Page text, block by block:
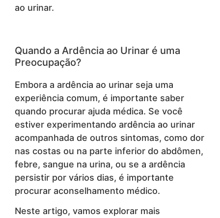
ao urinar.
Quando a Ardência ao Urinar é uma
Preocupação?
Embora a ardência ao urinar seja uma
experiência comum, é importante saber
quando procurar ajuda médica. Se você
estiver experimentando ardência ao urinar
acompanhada de outros sintomas, como dor
nas costas ou na parte inferior do abdômen,
febre, sangue na urina, ou se a ardência
persistir por vários dias, é importante
procurar aconselhamento médico.
Neste artigo, vamos explorar mais